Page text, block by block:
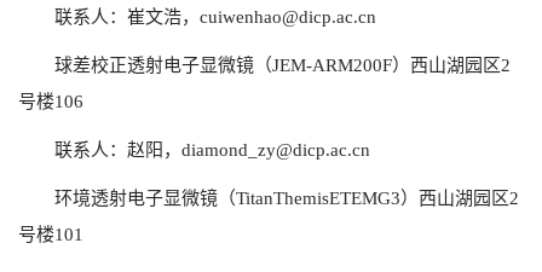
联系人：崔文浩， cuiwenhao@dicp.ac.cn
球差校正透射电子显微镜（JEM-ARM200F）西山湖园区2
号楼106
联系人：赵阳，diamond_zy@dicp.ac.cn
环境透射电子显微镜（TitanThemisETEMG3）西山湖园区2
号楼101